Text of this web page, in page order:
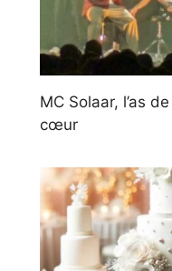
MC Solaar, l’as
cœur